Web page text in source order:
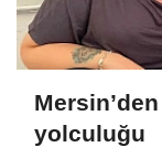
yolculuğu